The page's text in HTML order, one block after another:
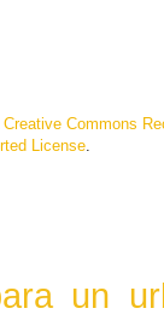
Creative Commons
License
un